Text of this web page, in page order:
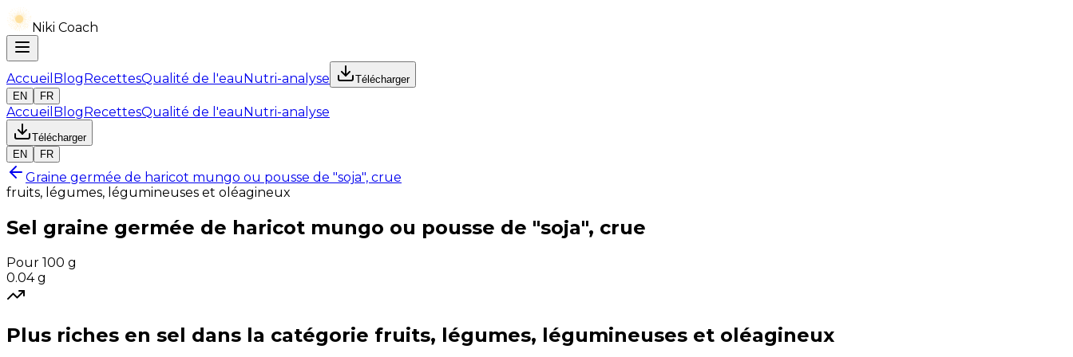
Niki Coach
Accueil BlogRecettesQualité de l'eauNutri-analyse
Télécharger
EN
FR
Accueil BlogRecettesQualité de l'eauNutri-analyse
Télécharger
EN
FR
Graine germée de haricot mungo ou pousse de "soja", crue
fruits, légumes, légumineuses et oléagineux
Sel graine germée de haricot mungo ou pousse de "soja", crue
Pour 100 g
0.04 g
Plus riches en sel dans la catégorie fruits, légumes, légumineuses et oléagineux